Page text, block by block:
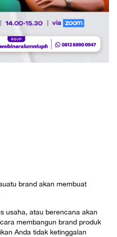
brand akan membuat
usaha, atau berencana akan
membangun brand produk
Anda tidak ketinggalan